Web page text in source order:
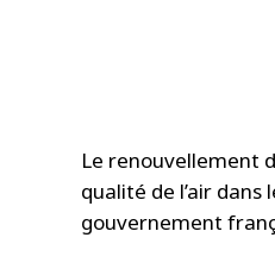
Le renouvellement
qualité de l’air
gouvernement